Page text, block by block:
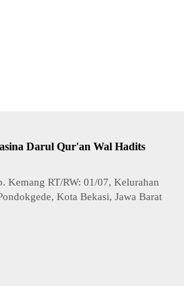
Darul Qur'an Wal Hadits
Kemang RT/RW: 01/07, Kelurahan
Kota Bekasi, Jawa Barat